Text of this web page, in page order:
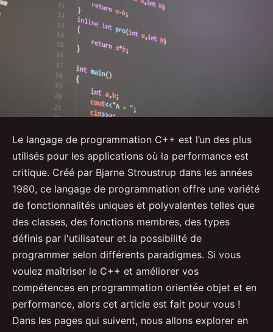
Le langage de programmation C++ est l’un des plus
utilisés pour les applications où la performance est
critique. Créé par Bjarne Stroustrup dans les années
1980, ce langage de programmation offre une variété
de fonctionnalités uniques et polyvalentes telles que
des classes, des fonctions membres, des types
définis par l'utilisateur et la possibilité de
programmer selon différents paradigmes. Si vous
voulez maîtriser le C++ et améliorer vos
compétences en programmation orientée objet et en
performance, alors cet article est fait pour vous !
Dans les pages qui suivent, nous allons explorer en